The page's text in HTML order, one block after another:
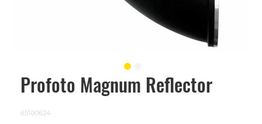
Profoto Magnum Reflector
65100624
Skip